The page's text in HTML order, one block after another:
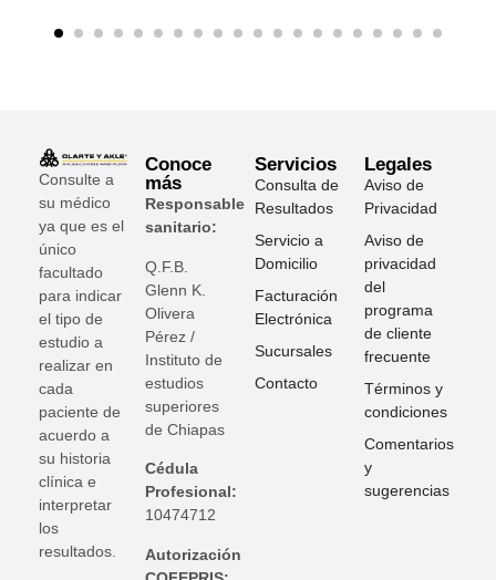
Consulte a
su médico
ya que es el
único
facultado
para indicar
el tipo de
estudio a
realizar en
cada
paciente de
acuerdo a
su historia
clínica e
interpretar
los
resultados.
Conoce
más
Responsable
sanitario:
Q.F.B.
Glenn K
Olivera
Pérez /
Instituto de
estudios
superiores
de Chiapas
Cédula
Profesional:
10474712
Autorización
Servicios
Consulta de
Resultados
Servicio a
Domicilio
Facturación
Electrónica
Sucursales
Contacto
Legales
Aviso de
Privacidad
Aviso de
privacidad
del
programa
de cliente
frecuente
Términos y
condiciones
Comentarios
y
sugerencias